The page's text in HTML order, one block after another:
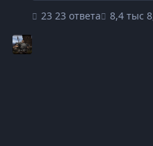
23 ответа